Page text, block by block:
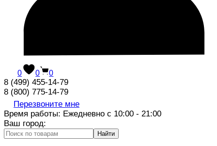
0 0 0
8 (499) 455-14-79
8 (800) 775-14-79
Перезвоните мне
Время работы: Ежедневно с 10:00 - 21:00
Ваш город:
Найти